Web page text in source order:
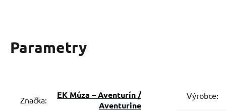
Parametry
Značka:
EK Múza – Aventurín /
Aventurine
Výrobce: